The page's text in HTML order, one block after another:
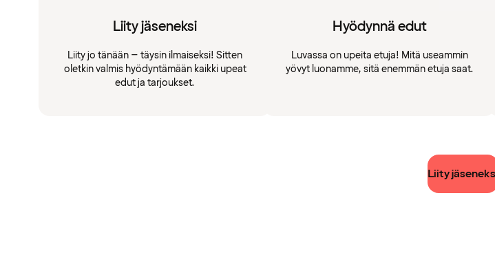
Liity jäseneksi
Liity jo tänään – täysin ilmaiseksi! Sitten
oletkin valmis hyödyntämään kaikki upeat
edut ja tarjoukset.
Hyödynnä edut
Luvassa on upeita etuja! Mitä useammin
yövyt luonamme, sitä enemmän etuja saat.
Liity